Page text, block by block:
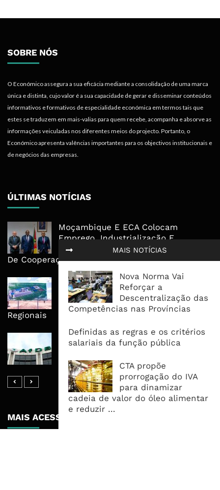
MAIS NOTÍCIAS
Nova Norma Vai
Reforçar a
Descentralização das
Competências nas Províncias
Definidas as regras e os critérios
salariais da função pública
CTA propõe
prorrogação do IVA
para dinamizar
cadeia de valor do óleo alimentar
e reduzir ...
SOBRE NÓS
O Económico assegura a sua eficácia mediante a consolidação de uma marca
única e distinta, cujo valor é a sua capacidade de gerar e disseminar conteúdos
informativos e formativos de especialidade económica em termos tais que
estes se traduzem em mais-valias para quem recebe, acompanha e absorve as
informações veiculadas nos diferentes meios do projecto. Portanto, o
Económico apresenta valências importantes para os objectivos institucionais e
de negócios das empresas.
ÚLTIMAS NOTÍCIAS
Moçambique E ECA Colocam
Emprego, Industrialização E
Execução No Centro Da Nova Agenda
De Cooperação
Nova Capacidade Cimenteira Coloca
Moçambique No Caminho Da Auto-
Suficiência E Das Exportações
Regionais
AfDB Aprova US$265 Milhões E
Acelera Ligação Da Zâmbia Ao
Corredor Do Lobito
MAIS ACESSADOS